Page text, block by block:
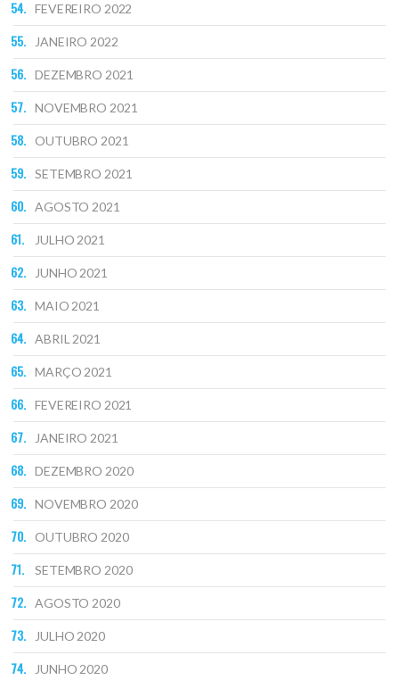
FEVEREIRO 2022
JANEIRO 2022
DEZEMBRO 2021
NOVEMBRO 2021
OUTUBRO 2021
SETEMBRO 2021
AGOSTO 2021
JULHO 2021
JUNHO 2021
MAIO 2021
ABRIL 2021
MARÇO 2021
FEVEREIRO 2021
JANEIRO 2021
DEZEMBRO 2020
NOVEMBRO 2020
OUTUBRO 2020
SETEMBRO 2020
AGOSTO 2020
JULHO 2020
JUNHO 2020